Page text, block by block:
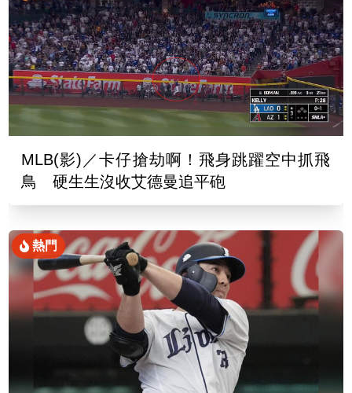
MLB(影)／卡仔搶劫啊！飛身跳躍空中抓飛
鳥 硬生生沒收艾德曼追平砲
熱門